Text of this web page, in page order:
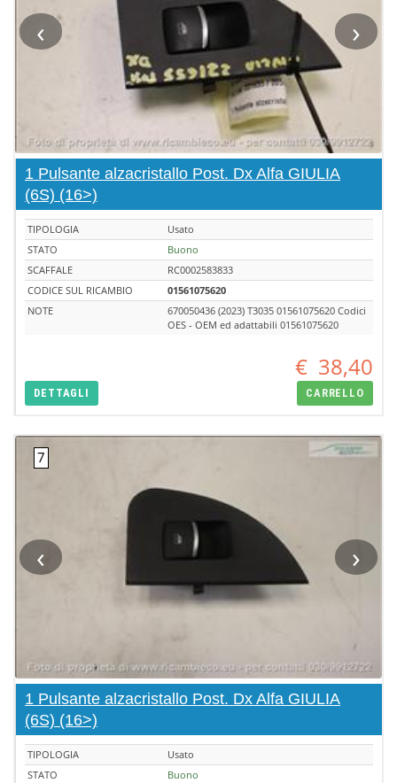
‹ ›
1 Pulsante alzacristallo Post. Dx Alfa GIULIA
(6S) (16>)
TIPOLOGIA
Usato
STATO
Buono
SCAFFALE
RC0002583833
CODICE SUL RICAMBIO
01561075620
NOTE
670050436 (2023) T3035 01561075620 Codici
OES - OEM ed adattabili 01561075620
€ 38,40
DETTAGLI CARRELLO
‹ ›
1 Pulsante alzacristallo Post. Dx Alfa GIULIA
(6S) (16>)
TIPOLOGIA
Usato
STATO
Buono